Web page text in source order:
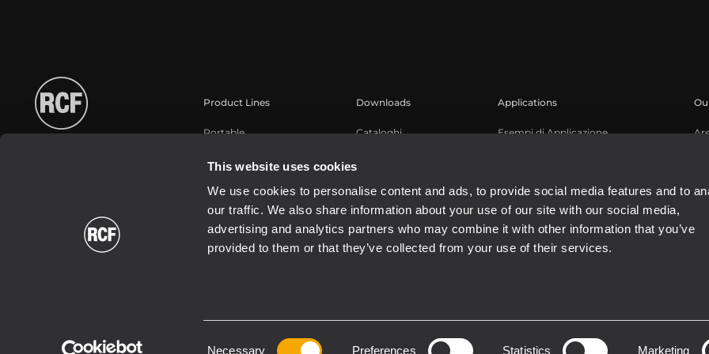
This website uses cookies
We use cookies to personalise content and ads, to provide social media features and to
our traffic. We also share information about your use of our site with our social media,
advertising and analytics partners who may combine it with other information that you’ve
provided to them or that they’ve collected from your use of their services.
Necessary Preferences Statistics Marketing
Product Lines
Portable
Installazione
Commercial
Trasduttori
Downloads
Cataloghi
Applications
Esempi di Applicazione
2026 Copyright ® RCF. Tutti i diritti riservati | RCF S.P.A. cf/p.iva 04081310965